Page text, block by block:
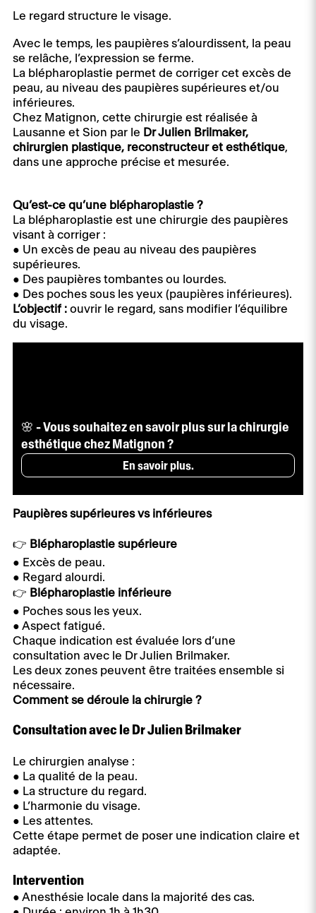
Le regard structure le visage.
Avec le temps, les paupières s’alourdissent, la peau
se relâche, l’expression se ferme.
La blépharoplastie permet de corriger cet excès de
peau, au niveau des paupières supérieures et/ou
inférieures.
Chez Matignon, cette chirurgie est réalisée à
Lausanne et Sion par le Dr Julien Brilmaker,
chirurgien plastique, reconstructeur et esthétique,
dans une approche précise et mesurée.
Qu’est-ce qu’une blépharoplastie ?
La blépharoplastie est une chirurgie des paupières
visant à corriger :
● Un excès de peau au niveau des paupières
supérieures.
● Des paupières tombantes ou lourdes.
● Des poches sous les yeux (paupières inférieures).
L’objectif :ouvrir le regard, sans modifier l’équilibre
du visage.
🌸 - Vous souhaitez en savoir plus sur la chirurgie
esthétique chez Matignon ?
En savoir plus.
Paupières supérieures vs inférieures
👉 Blépharoplastie supérieure
● Excès de peau.
● Regard alourdi.
👉 Blépharoplastie inférieure
● Poches sous les yeux.
● Aspect fatigué.
Chaque indication est évaluée lors d’une
consultation avec le Dr Julien Brilmaker.
Les deux zones peuvent être traitées ensemble si
nécessaire.
Comment se déroule la chirurgie ?
Consultation avec le Dr Julien Brilmaker
Le chirurgien analyse :
● La qualité de la peau.
● La structure du regard.
● L’harmonie du visage.
● Les attentes.
Cette étape permet de poser une indication claire et
adaptée.
Intervention
● Anesthésie locale dans la majorité des cas.